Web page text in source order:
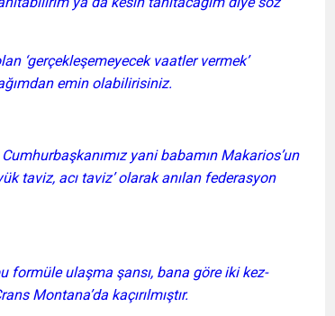
‘gerçekleşemeyecek vaatler vermek’
emin olabilirisiniz.
yani babamın Makarios’un
taviz, acı taviz’ olarak anılan federasyon
formüle ulaşma şansı, bana göre iki kez-
Montana’da kaçırılmıştır.